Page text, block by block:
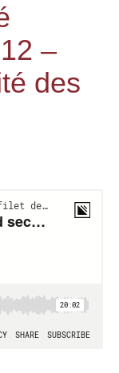
–
des